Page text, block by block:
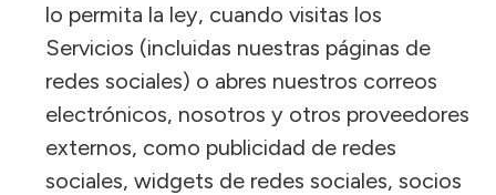
lo permita la ley, cuando visitas los
Servicios (incluidas nuestras páginas de
redes sociales) o abres nuestros correos
electrónicos, nosotros y otros proveedores
externos, como publicidad de redes
sociales, widgets de redes sociales, socios